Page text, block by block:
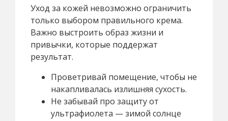
Уход за кожей невозможно ограничить
только выбором правильного крема.
Важно выстроить образ жизни и
привычки, которые поддержат
результат.
Проветривай помещение, чтобы не
накапливалась излишняя сухость.
Не забывай про защиту от
ультрафиолета — зимой солнце